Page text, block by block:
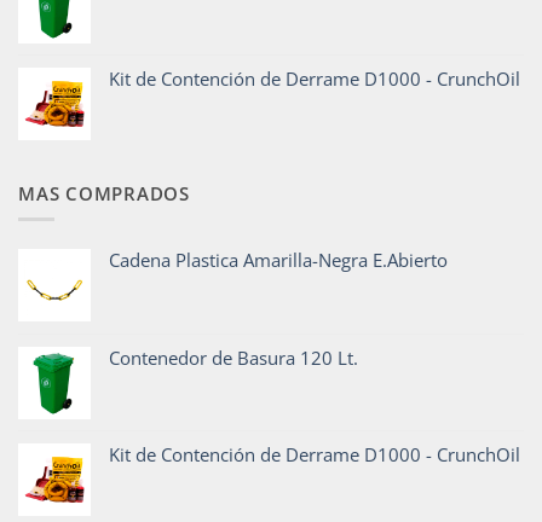
Kit de Contención de Derrame D1000 - CrunchOil
MAS COMPRADOS
Cadena Plastica Amarilla-Negra E.Abierto
Contenedor de Basura 120 Lt.
Kit de Contención de Derrame D1000 - CrunchOil